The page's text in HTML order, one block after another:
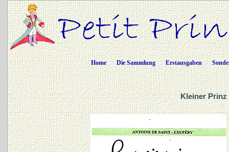
Home Die Sammlung Erstausgaben
Kleiner Prinz